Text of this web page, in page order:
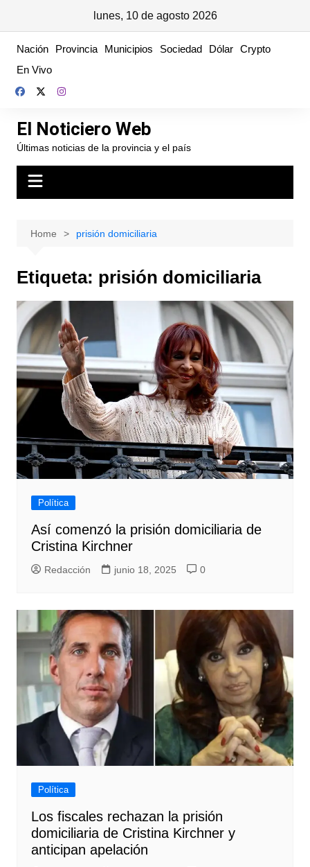
lunes, 10 de agosto 2026
content
Nación Provincia Municipios Sociedad Dólar Crypto
En Vivo
El Noticiero Web
Últimas noticias de la provincia y el país
Home prisión domiciliaria
Etiqueta: prisión domiciliaria
Política
Así comenzó la prisión domiciliaria de
Cristina Kirchner
Redacción junio 18, 2025 0
Política
Los fiscales rechazan la prisión
domiciliaria de Cristina Kirchner y
anticipan apelación